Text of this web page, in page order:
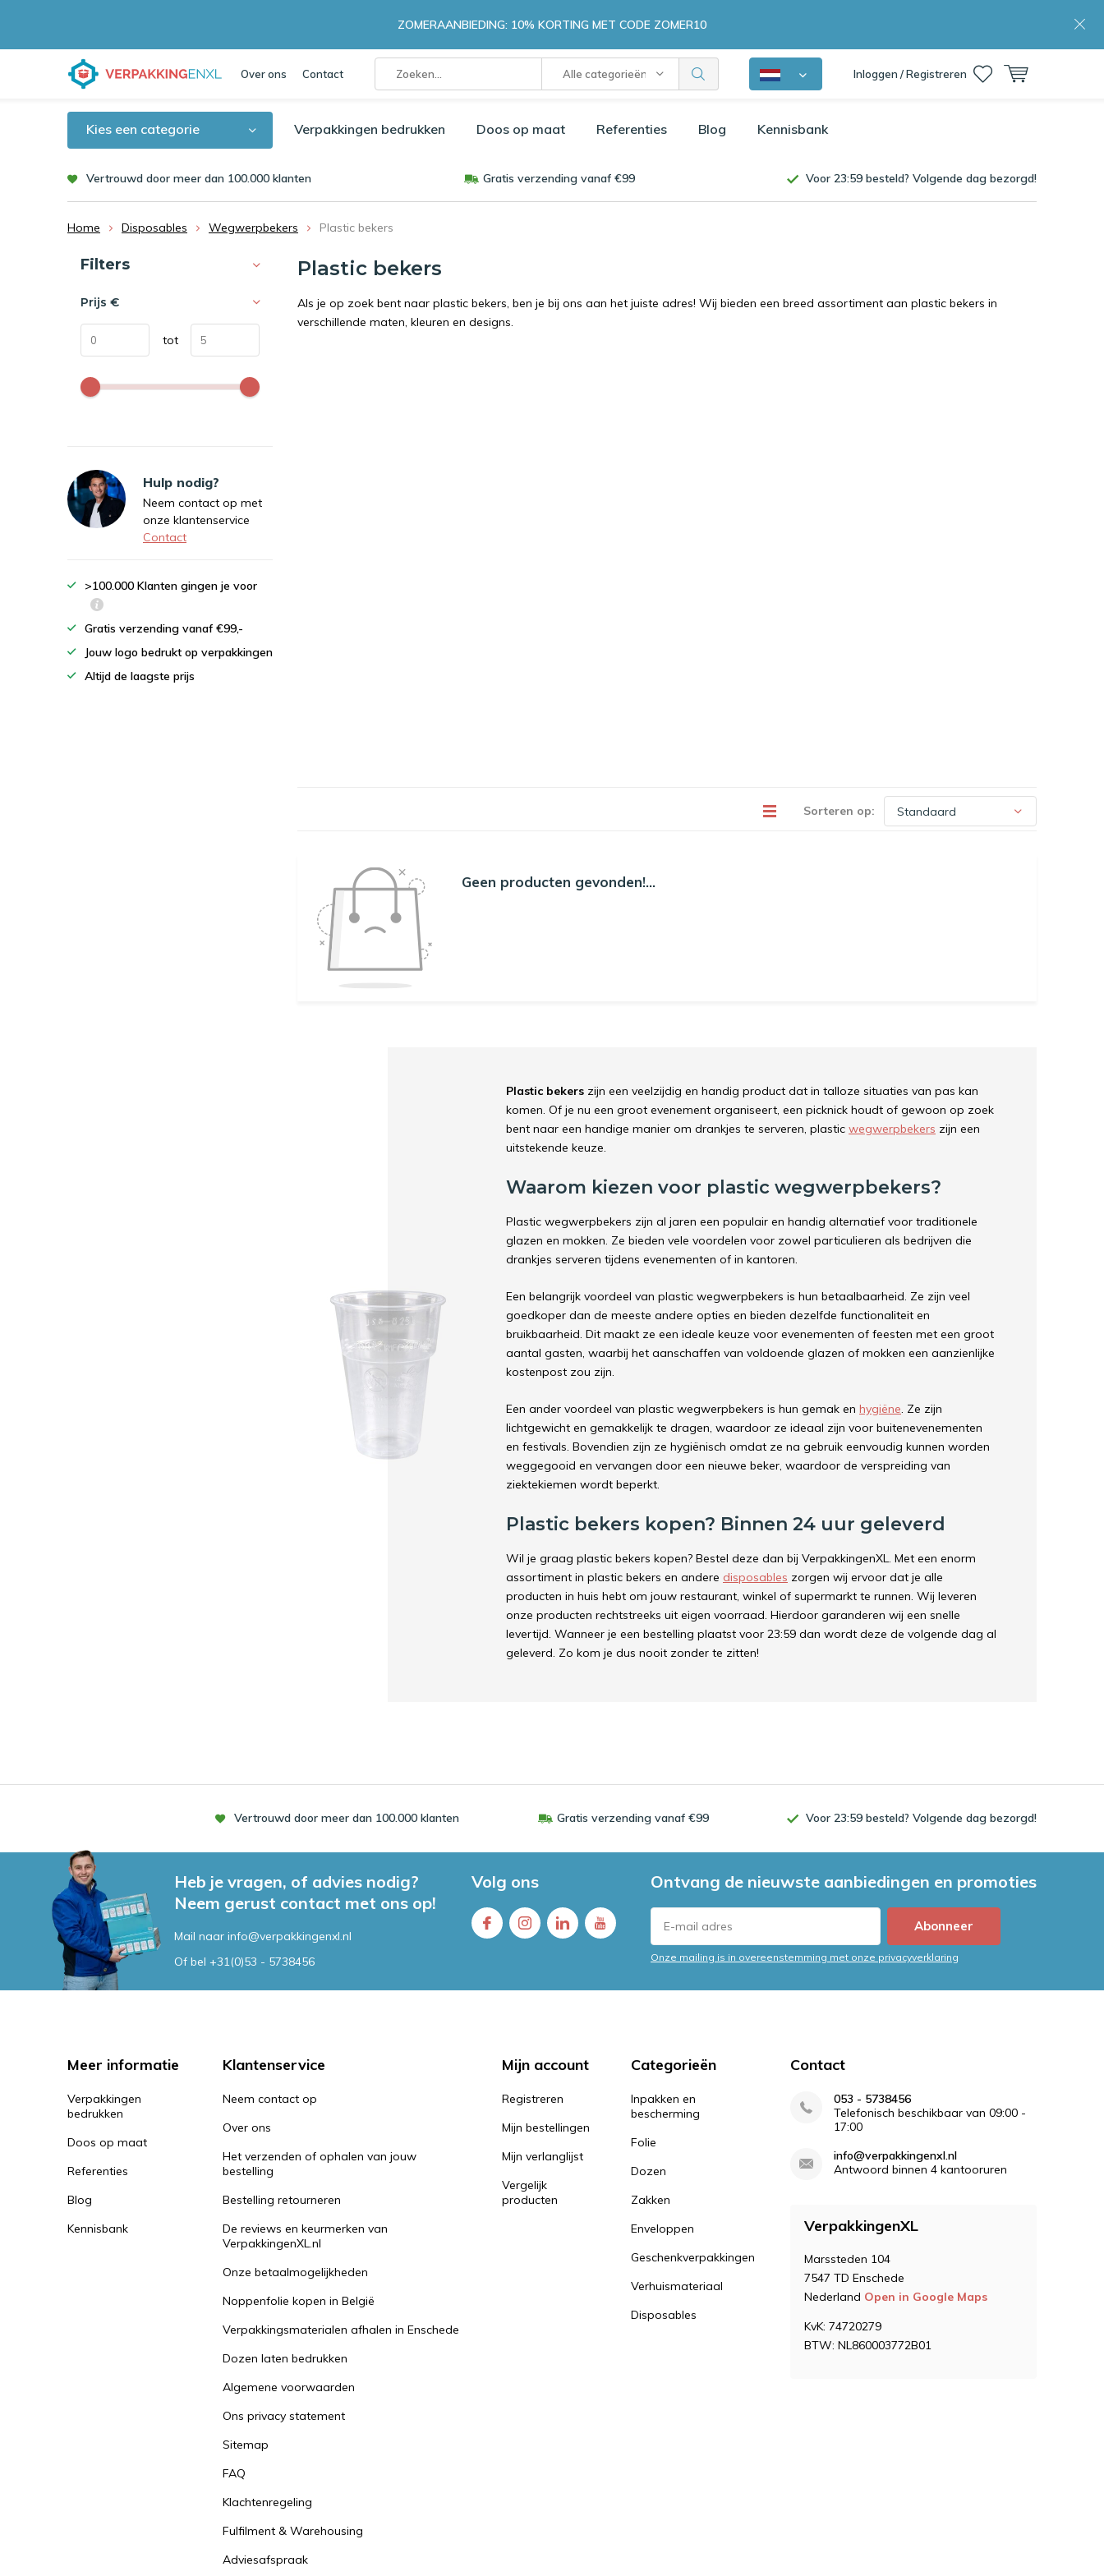
Over ons Contact Alle categorieën Inloggen / Registreren
ZOMERAANBIEDING: 10% KORTING MET CODE ZOMER10
Kies een categorie Verpakkingen bedrukken Doos op maat Referenties Blog Kennisbank
Vertrouwd door meer dan 100.000 klanten Gratis verzending vanaf €99 Voor 23:59 besteld? Volgende dag bezorgd!
Home Disposables Wegwerpbekers Plastic bekers
Plastic bekers
Als je op zoek bent naar plastic bekers, ben je bij ons aan het juiste adres! Wij bieden een breed assortiment aan plastic bekers in
verschillende maten, kleuren en designs.
Sorteren op:
Geen producten gevonden!...
Plastic bekers zijn een veelzijdig en handig product dat in talloze situaties van pas kan
komen. Of je nu een groot evenement organiseert, een picknick houdt of gewoon op zoek
bent naar een handige manier om drankjes te serveren, plastic wegwerpbekers zijn een
uitstekende keuze.
Waarom kiezen voor plastic wegwerpbekers?
Plastic wegwerpbekers zijn al jaren een populair en handig alternatief voor traditionele
glazen en mokken. Ze bieden vele voordelen voor zowel particulieren als bedrijven die
drankjes serveren tijdens evenementen of in kantoren.
Een belangrijk voordeel van plastic wegwerpbekers is hun betaalbaarheid. Ze zijn veel
goedkoper dan de meeste andere opties en bieden dezelfde functionaliteit en
bruikbaarheid. Dit maakt ze een ideale keuze voor evenementen of feesten met een groot
aantal gasten, waarbij het aanschaffen van voldoende glazen of mokken een aanzienlijke
kostenpost zou zijn.
Een ander voordeel van plastic wegwerpbekers is hun gemak en hygiëne. Ze zijn
lichtgewicht en gemakkelijk te dragen, waardoor ze ideaal zijn voor buitenevenementen
en festivals. Bovendien zijn ze hygiënisch omdat ze na gebruik eenvoudig kunnen worden
weggegooid en vervangen door een nieuwe beker, waardoor de verspreiding van
ziektekiemen wordt beperkt.
Plastic bekers kopen? Binnen 24 uur geleverd
Wil je graag plastic bekers kopen? Bestel deze dan bij VerpakkingenXL. Met een enorm
assortiment in plastic bekers en andere disposables zorgen wij ervoor dat je alle
producten in huis hebt om jouw restaurant, winkel of supermarkt te runnen. Wij leveren
onze producten rechtstreeks uit eigen voorraad. Hierdoor garanderen wij een snelle
levertijd. Wanneer je een bestelling plaatst voor 23:59 dan wordt deze de volgende dag al
geleverd. Zo kom je dus nooit zonder te zitten!
Sorteren op:
Filters
Prijs €
tot
Hulp nodig?
Neem contact op met
onze klantenservice
Contact
>100.000 Klanten gingen je voor
Gratis verzending vanaf €99,-
Jouw logo bedrukt op verpakkingen
Altijd de laagste prijs
Vertrouwd door meer dan 100.000 klanten Gratis verzending vanaf €99 Voor 23:59 besteld? Volgende dag bezorgd!
Heb je vragen, of advies nodig?
Neem gerust contact met ons op!
Mail naar info@verpakkingenxl.nl
Of bel +31(0)53 - 5738456
Volg ons Ontvang de nieuwste aanbiedingen en promoties
Abonneer
Onze mailing is in overeenstemming met onze privacyverklaring
Meer informatie
Verpakkingen
bedrukken
Doos op maat
Referenties
Blog
Kennisbank
Klantenservice
Neem contact op
Over ons
Het verzenden of ophalen van jouw
bestelling
Bestelling retourneren
De reviews en keurmerken van
VerpakkingenXL.nl
Onze betaalmogelijkheden
Noppenfolie kopen in België
Verpakkingsmaterialen afhalen in Enschede
Dozen laten bedrukken
Algemene voorwaarden
Ons privacy statement
Sitemap
FAQ
Klachtenregeling
Fulfilment & Warehousing
Adviesafspraak
Mijn account
Registreren
Mijn bestellingen
Mijn verlanglijst
Vergelijk
producten
Categorieën
Inpakken en
bescherming
Folie
Dozen
Zakken
Enveloppen
Geschenkverpakkingen
Verhuismateriaal
Disposables
Contact
053 - 5738456
Telefonisch beschikbaar van 09:00 -
17:00
info@verpakkingenxl.nl
Antwoord binnen 4 kantooruren
VerpakkingenXL
Marssteden 104
7547 TD Enschede
Nederland Open in Google Maps
KvK: 74720279
BTW: NL860003772B01